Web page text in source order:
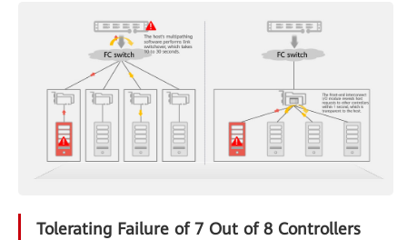
Tolerating Failure of 7 Out of 8 Controllers